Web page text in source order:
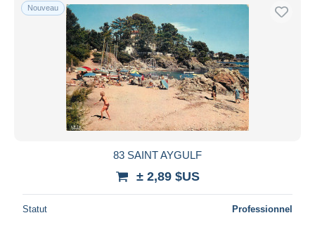
Nouveau
83 SAINT AYGULF
± 2,89 $US
Statut Professionnel